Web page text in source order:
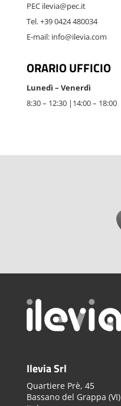
PEC ilevia@pec.it
Tel. +39 0424 480034
E-mail: info@ilevia.com
ORARIO UFFICIO
Lunedì – Venerdì
8:30 – 12:30 |14:00 – 18:00
Ilevia Srl
Quartiere Prè, 45
Bassano del Grappa (VI)